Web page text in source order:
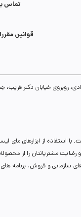
تماس
قوانین
خیابان دکتر قریب، جنب بانک رفاه، پلاک 134،
از ابزارهای مای
رضایت مشتریانتان را از
و فروش، برنامه